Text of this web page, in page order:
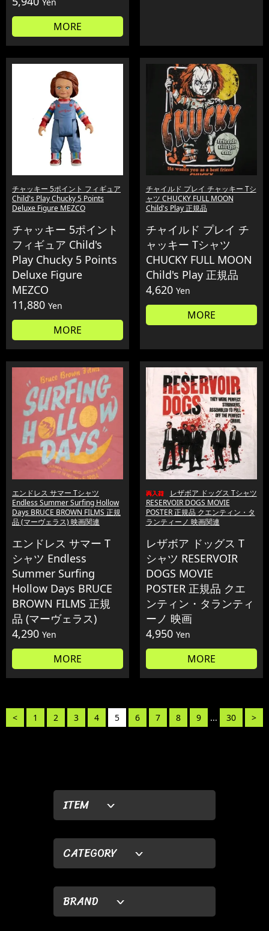
ITEM
CATEGORY
BRAND
MORE
チャッキー 5ポイント フィギュア
Child's Play Chucky 5 Points
Deluxe Figure MEZCO
チャッキー 5ポイント
フィギュア Child's
Play Chucky 5 Points
Deluxe Figure
MEZCO
11,880 Yen
MORE
チャイルド プレイ チャッキー Tシ
ャツ CHUCKY FULL MOON
Child's Play 正規品
チャイルド プレイ チ
ャッキー Tシャツ
CHUCKY FULL MOON
Child's Play 正規品
4,620 Yen
MORE
エンドレス サマー Tシャツ
Endless Summer Surfing Hollow
Days BRUCE BROWN FILMS 正規
品 (マーヴェラス) 映画関連
エンドレス サマー T
シャツ Endless
Summer Surfing
Hollow Days BRUCE
BROWN FILMS 正規
品 (マーヴェラス)
4,290 Yen
MORE
レザボア ドッグス Tシャツ
RESERVOIR DOGS MOVIE
POSTER 正規品 クエンティン・タ
ランティーノ 映画関連
レザボア ドッグス T
シャツ RESERVOIR
DOGS MOVIE
POSTER 正規品 クエ
ンティン・タランティ
ーノ 映画
4,950 Yen
MORE
< 1 2 3 4 5 6 7 8 9 ... 30 >